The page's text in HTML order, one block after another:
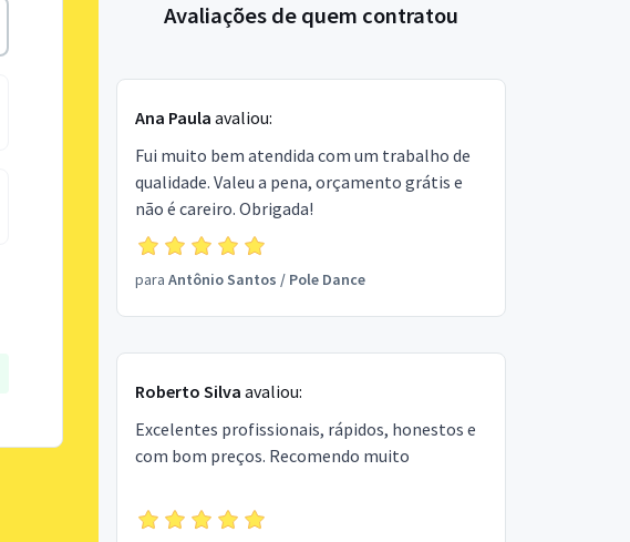
Avaliações de quem contratou
Ana Paula avaliou:
Fui muito bem atendida com um trabalho de
qualidade. Valeu a pena, orçamento grátis e
não é careiro. Obrigada!
para Antônio Santos / Pole Dance
Roberto Silva avaliou:
Excelentes profissionais, rápidos, honestos e
com bom preços. Recomendo muito